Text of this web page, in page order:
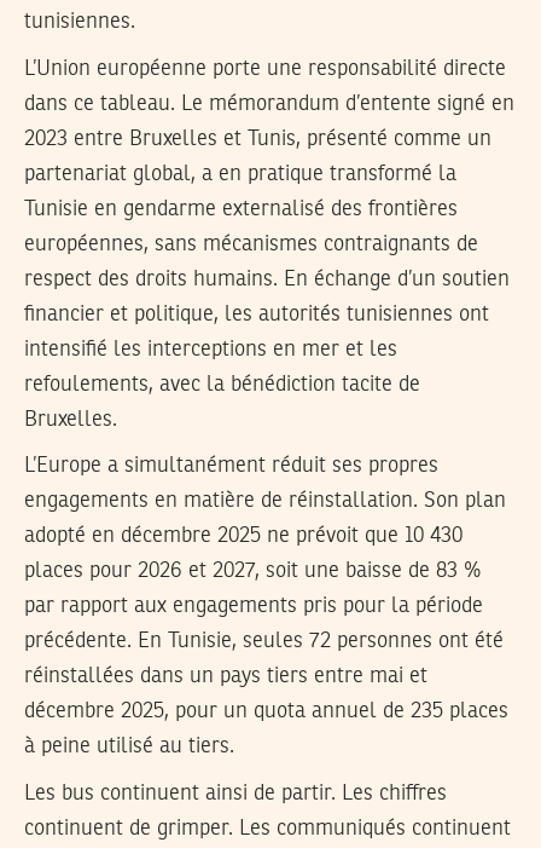
tunisiennes.
L’Union européenne porte une responsabilité directe
dans ce tableau. Le mémorandum d’entente signé en
2023 entre Bruxelles et Tunis, présenté comme un
partenariat global, a en pratique transformé la
Tunisie en gendarme externalisé des frontières
européennes, sans mécanismes contraignants de
respect des droits humains. En échange d’un soutien
financier et politique, les autorités tunisiennes ont
intensifié les interceptions en mer et les
refoulements, avec la bénédiction tacite de
Bruxelles.
L’Europe a simultanément réduit ses propres
engagements en matière de réinstallation. Son plan
adopté en décembre 2025 ne prévoit que 10 430
places pour 2026 et 2027, soit une baisse de 83 %
par rapport aux engagements pris pour la période
précédente. En Tunisie, seules 72 personnes ont été
réinstallées dans un pays tiers entre mai et
décembre 2025, pour un quota annuel de 235 places
à peine utilisé au tiers.
Les bus continuent ainsi de partir. Les chiffres
continuent de grimper. Les communiqués continuent